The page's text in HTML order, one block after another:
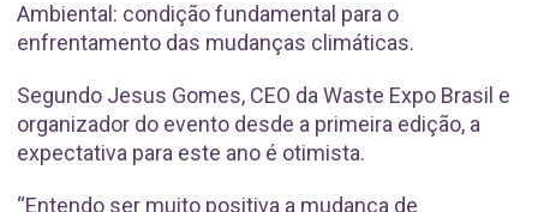
Ambiental: condição fundamental para o
enfrentamento das mudanças climáticas.
Segundo Jesus Gomes, CEO da Waste Expo Brasil e
organizador do evento desde a primeira edição, a
expectativa para este ano é otimista.
“Entendo ser muito positiva a mudança de